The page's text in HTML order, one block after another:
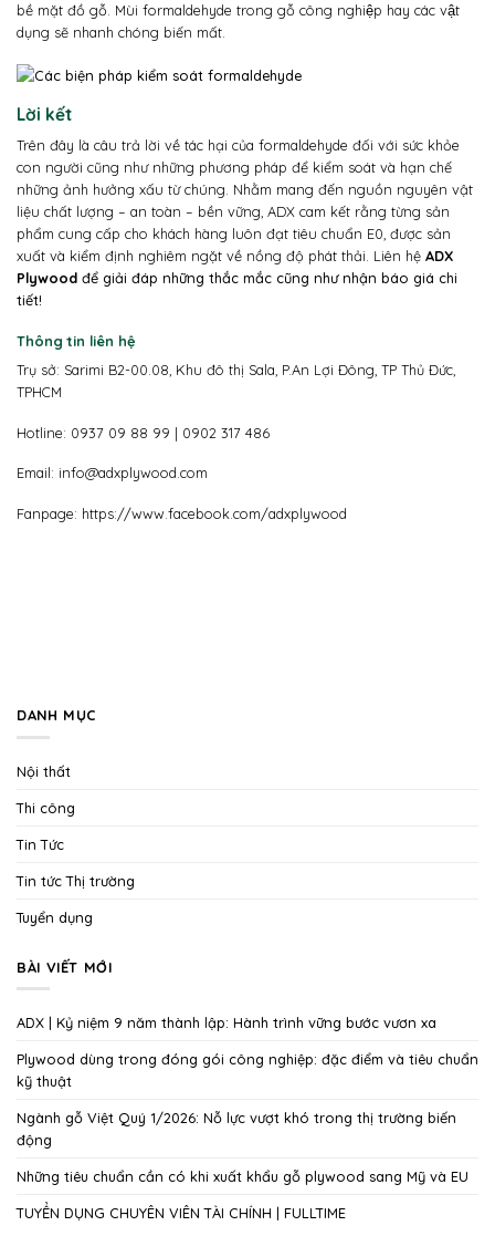
bề mặt đồ gỗ. Mùi formaldehyde trong gỗ công nghiệp hay các vật
dụng sẽ nhanh chóng biến mất.
Lời kết
Trên đây là câu trả lời về tác hại của formaldehyde đối với sức khỏe
con người cũng như những phương pháp để kiểm soát và hạn chế
những ảnh hưởng xấu từ chúng. Nhằm mang đến nguồn nguyên vật
liệu chất lượng – an toàn – bền vững, ADX cam kết rằng từng sản
phẩm cung cấp cho khách hàng luôn đạt tiêu chuẩn E0, được sản
xuất và kiểm định nghiêm ngặt về nồng độ phát thải. Liên hệ ADX
Plywood để giải đáp những thắc mắc cũng như nhận báo giá chi
tiết!
Thông tin liên hệ
Trụ sở: Sarimi B2-00.08, Khu đô thị Sala, P.An Lợi Đông, TP Thủ Đức,
TPHCM
Hotline: 0937 09 88 99 | 0902 317 486
Email: info@adxplywood.com
Fanpage: https://www.facebook.com/adxplywood
DANH MỤC
Nội thất
Thi công
Tin Tức
Tin tức Thị trường
Tuyển dụng
BÀI VIẾT MỚI
ADX | Kỷ niệm 9 năm thành lập: Hành trình vững bước vươn xa
Plywood dùng trong đóng gói công nghiệp: đặc điểm và tiêu chuẩn
kỹ thuật
Ngành gỗ Việt Quý 1/2026: Nỗ lực vượt khó trong thị trường biến
động
Những tiêu chuẩn cần có khi xuất khẩu gỗ plywood sang Mỹ và EU
TUYỂN DỤNG CHUYÊN VIÊN TÀI CHÍNH | FULLTIME